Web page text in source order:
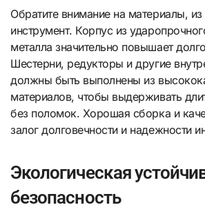
Обратите внимание на материалы,
инструмент. Корпус из
металла значительно повышает
Шестерни, редукторы и другие
должны быть выполнены из
материалов, чтобы выдерживать
без поломок. Хорошая сборка и
залог долговечности и надежности
Экологическая
безопасность